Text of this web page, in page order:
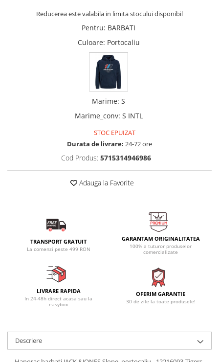
Reducerea este valabila in limita stocului disponibil
Pentru: BARBATI
Culoare: Portocaliu
Marime: S
Marime_conv: S INTL
STOC EPUIZAT
Durata de livrare: 24-72 ore
Cod Produs: 5715314946986
Adauga la Favorite
TRANSPORT GRATUIT
La comenzi peste 499 RON
GARANTAM ORIGINALITATEA
100% a tuturor produselor
comercializate
LIVRARE RAPIDA
In 24-48h direct acasa sau la
easybox
OFERIM GARANTIE
30 de zile la toate produsele!
Descriere